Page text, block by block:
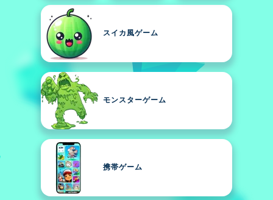
スイカ風ゲーム
モンスターゲーム
携帯ゲーム